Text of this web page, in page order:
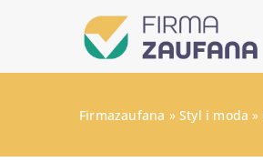
Firmazaufana »Styl i moda »